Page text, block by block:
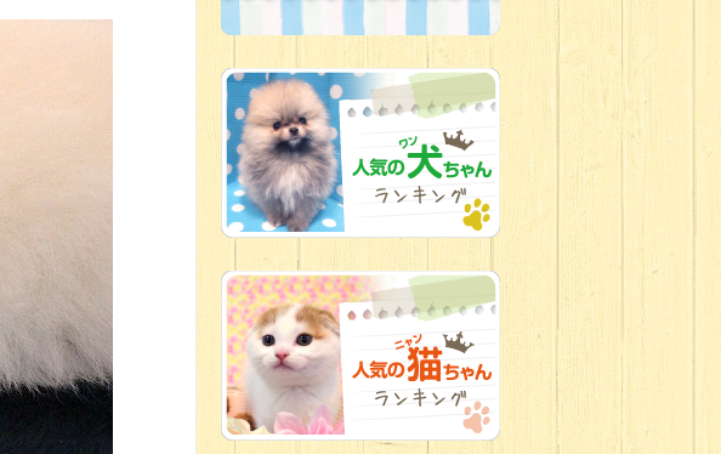
2026.07.09加古川店：可
2026.07.06 新入生紹介
2026.07.03
ちびっこワン
コ
2026.07.01ダラダラな猫
スタッフ
新入生
2026.06.24
人懐っこすぎ
なわんちゃんず
2026.06.21
転入生のご紹
介(*ﾉωﾉ)